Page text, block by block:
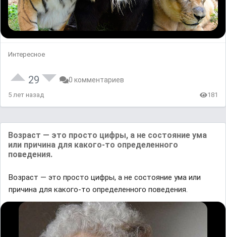
Интересное
29 0 комментариев
5 лет назад 181
Возраст — это просто цифры, а не состояние ума
или причина для какого-то определенного
поведения.
Возраст — это просто цифры, а не состояние ума или
причина для какого-то определенного поведения.